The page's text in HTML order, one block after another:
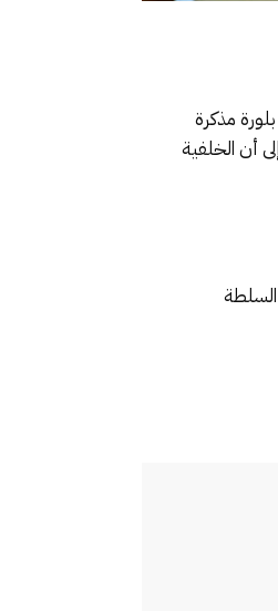
مذكرة
إلى أن الخلفية
السلطة